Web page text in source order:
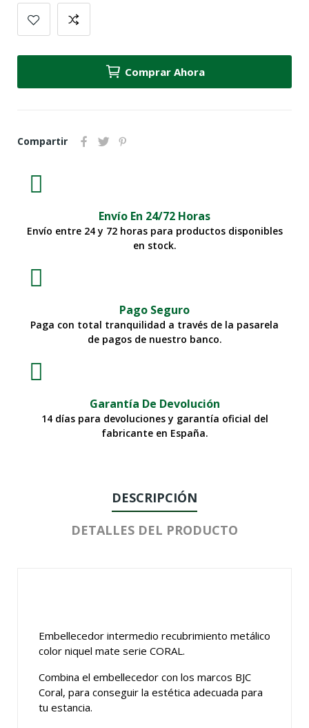
Comprar Ahora
Compartir
Envío En 24/72 Horas
Envío entre 24 y 72 horas para productos disponibles
en stock.
Pago Seguro
Paga con total tranquilidad a través de la pasarela
de pagos de nuestro banco.
Garantía De Devolución
14 días para devoluciones y garantía oficial del
fabricante en España.
DESCRIPCIÓN
DETALLES DEL PRODUCTO
Embellecedor intermedio recubrimiento metálico
color niquel mate serie CORAL.
Combina el embellecedor con los marcos BJC
Coral, para conseguir la estética adecuada para
tu estancia.